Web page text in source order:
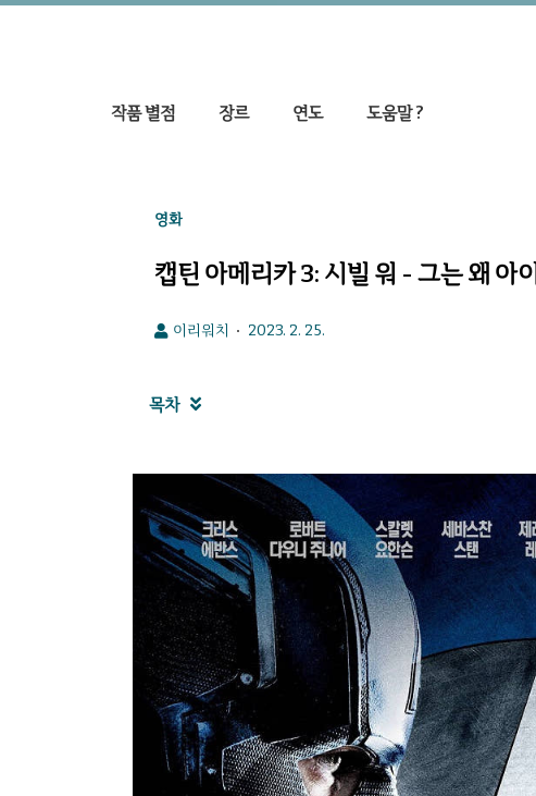
작품 별점 장르 연도 도움말 ?
영화
캡틴 아메리카 3: 시빌 워 - 그는 왜 아
이리워치 2023. 2. 25.
목차 